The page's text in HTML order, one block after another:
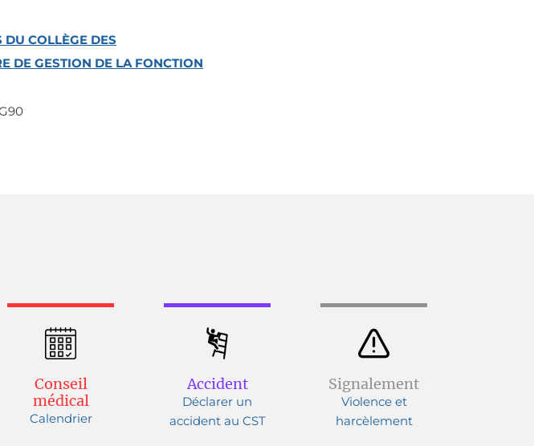
DU COLLÈGE DES
DE GESTION DE LA FONCTION
Conseil
médical
Calendrier
Accident
Déclarer un
accident au CST
Signalement
Violence et
harcèlement